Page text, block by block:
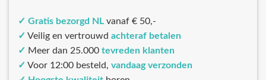
✓ Gratis bezorgd NL vanaf € 50,-
✓ Veilig en vertrouwd achteraf betalen
✓ Meer dan 25.000 tevreden klanten
✓ Voor 12:00 besteld, vandaag verzonden